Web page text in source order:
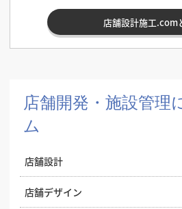
店舗設計施工.com
店舗開発・施設管理
ム
店舗設計
エステサロンの照明で印象が変わ
実用性を両立する照明設計
店舗デザイン